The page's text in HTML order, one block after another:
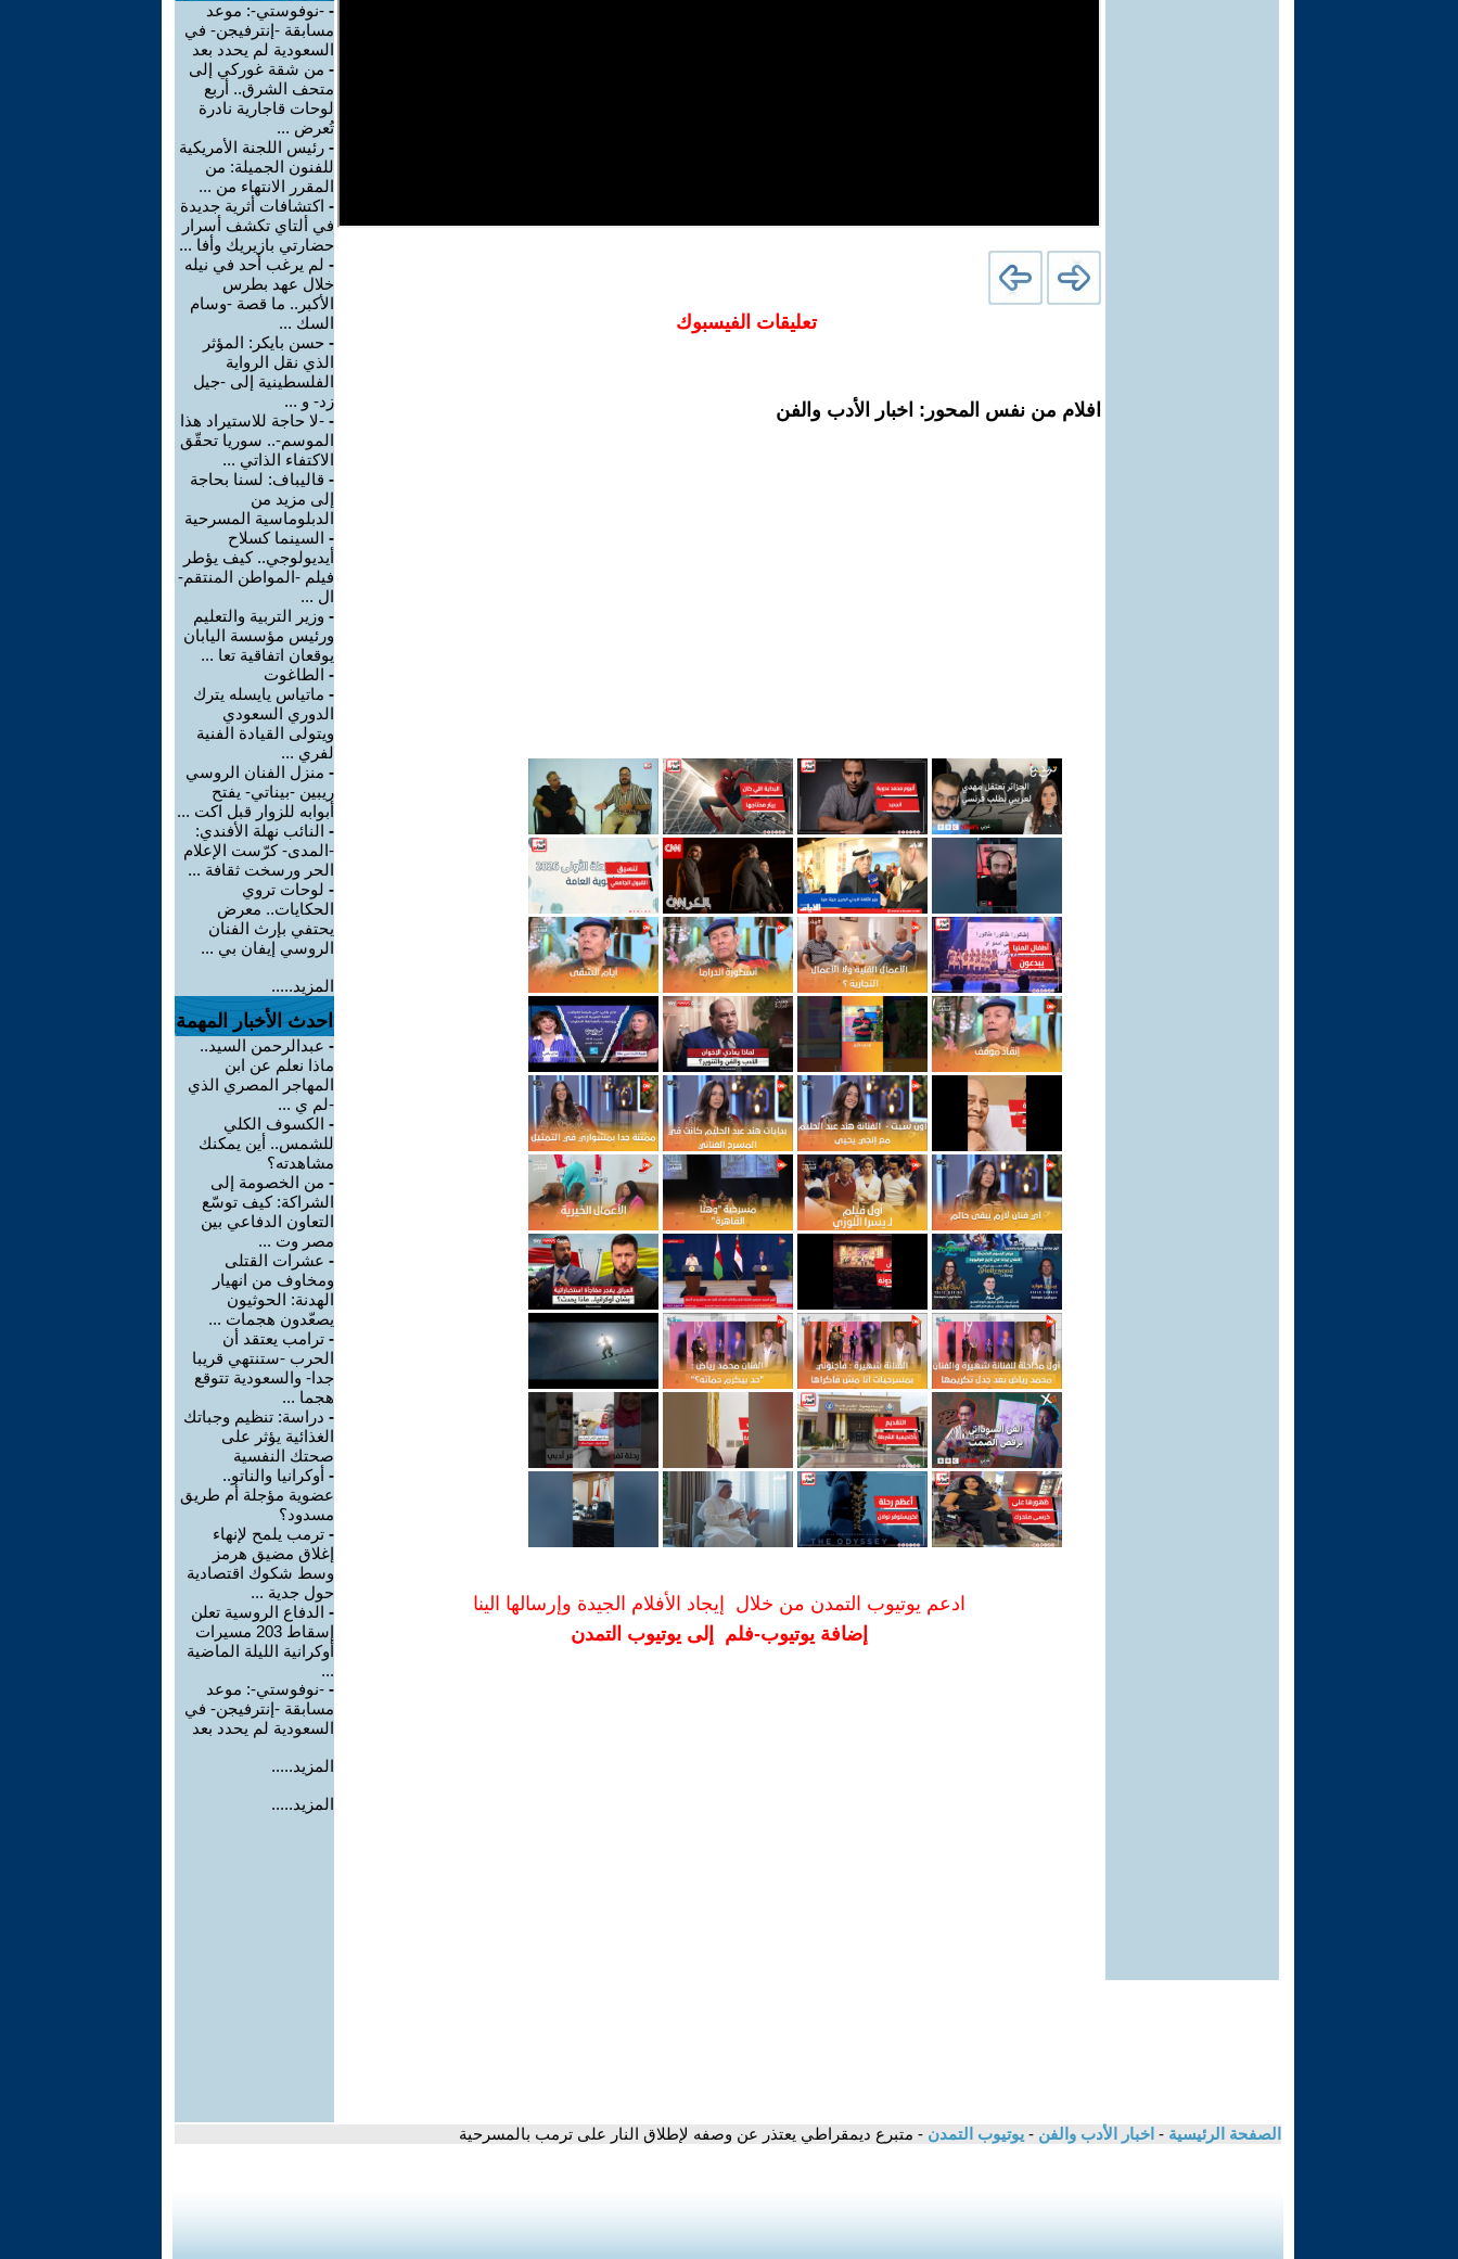
تعليقات الفيسبوك
افلام من نفس المحور: اخبار الأدب والفن
ادعم يوتيوب التمدن من خلال إيجاد الأفلام الجيدة وإرسالها الينا
إضافة يوتيوب-فلم إلى يوتيوب التمدن
- -نوفوستي-: موعد
مسابقة -إنترفيجن- في
السعودية لم يحدد بعد
- من شقة غوركي إلى
متحف الشرق.. أربع
لوحات قاجارية نادرة
تُعرض ...
- رئيس اللجنة الأمريكية
للفنون الجميلة: من
المقرر الانتهاء من ...
- اكتشافات أثرية جديدة
في ألتاي تكشف أسرار
حضارتي بازيريك وأفا ...
- لم يرغب أحد في نيله
خلال عهد بطرس
الأكبر.. ما قصة -وسام
السك ...
- حسن بايكر: المؤثر
الذي نقل الرواية
الفلسطينية إلى -جيل
زد- و ...
- -لا حاجة للاستيراد هذا
الموسم-.. سوريا تحقّق
الاكتفاء الذاتي ...
- قاليباف: لسنا بحاجة
إلى مزيد من
الدبلوماسية المسرحية
- السينما كسلاح
أيديولوجي.. كيف يؤطر
فيلم -المواطن المنتقم-
ال ...
- وزير التربية والتعليم
ورئيس مؤسسة اليابان
يوقعان اتفاقية تعا ...
- الطاغوت
- ماتياس يايسله يترك
الدوري السعودي
ويتولى القيادة الفنية
لفري ...
- منزل الفنان الروسي
ريبين -بيناتي- يفتح
أبوابه للزوار قبل اكت ...
- النائب نهلة الأفندي:
-المدى- كرّست الإعلام
الحر ورسخت ثقافة ...
- لوحات تروي
الحكايات.. معرض
يحتفي بإرث الفنان
الروسي إيفان بي ...
المزيد.....
احدث الأخبار المهمة
- عبدالرحمن السيد..
ماذا نعلم عن ابن
المهاجر المصري الذي
-لم ي ...
- الكسوف الكلي
للشمس.. أين يمكنك
مشاهدته؟
- من الخصومة إلى
الشراكة: كيف توسّع
التعاون الدفاعي بين
مصر وت ...
- عشرات القتلى
ومخاوف من انهيار
الهدنة: الحوثيون
يصعّدون هجمات ...
- ترامب يعتقد أن
الحرب -ستنتهي قريبا
جدا- والسعودية تتوقع
هجما ...
- دراسة: تنظيم وجباتك
الغذائية يؤثر على
صحتك النفسية
- أوكرانيا والناتو..
عضوية مؤجلة أم طريق
مسدود؟
- ترمب يلمح لإنهاء
إغلاق مضيق هرمز
وسط شكوك اقتصادية
حول جدية ...
- الدفاع الروسية تعلن
إسقاط 203 مسيرات
أوكرانية الليلة الماضية
...
- -نوفوستي-: موعد
مسابقة -إنترفيجن- في
السعودية لم يحدد بعد
المزيد.....
المزيد.....
الصفحة الرئيسية - اخبار الأدب والفن - يوتيوب التمدن - متبرع ديمقراطي يعتذر عن وصفه لإطلاق النار على ترمب بالمسرحية